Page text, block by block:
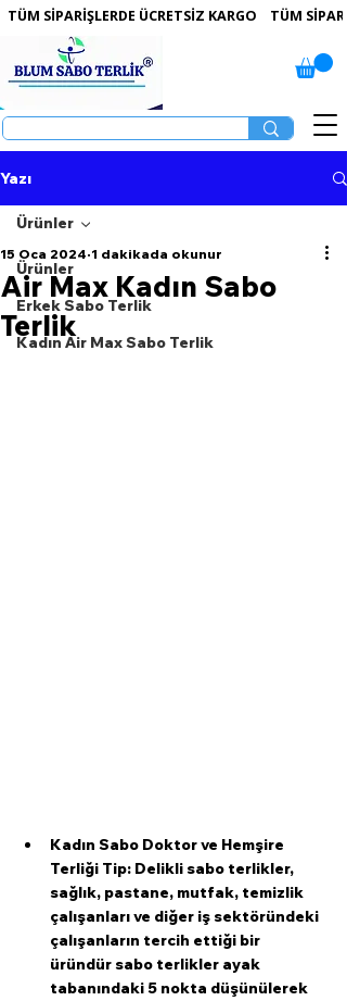
TÜM SİPARİŞLERDE ÜCRETSİZ KARGO
Yazı
Ürünler
Erkek Sabo Terlik
Kadın Air Max Sabo Terlik
Ürünler
Air Max Kadın Sabo
Terlik
15 Oca 2024 1 dakikada okunur
Kadın Sabo Doktor ve Hemşire
Terliği Tip: Delikli sabo terlikler,
sağlık, pastane, mutfak, temizlik
çalışanları ve diğer iş sektöründeki
çalışanların tercih ettiği bir
üründür sabo terlikler ayak
tabanındaki 5 nokta düşünülerek